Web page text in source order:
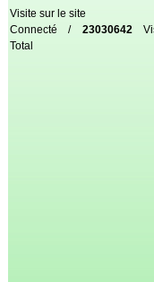
Visite sur le site
Connecté / 23030642
Total